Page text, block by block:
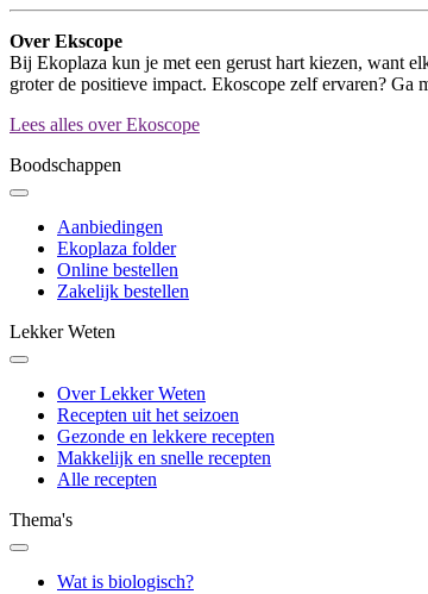
Over Ekscope
Bij Ekoplaza kun je met een gerust hart kiezen, want
groter de positieve impact. Ekoscope zelf ervaren? Ga
Lees alles over Ekoscope
Boodschappen
Aanbiedingen
Ekoplaza folder
Online bestellen
Zakelijk bestellen
Lekker Weten
Over Lekker Weten
Recepten uit het seizoen
Gezonde en lekkere recepten
Makkelijk en snelle recepten
Alle recepten
Thema's
Wat is biologisch?